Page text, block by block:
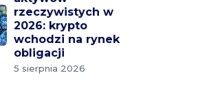
rzeczywistych w
2026: krypto
wchodzi na rynek
obligacji
5 sierpnia 2026